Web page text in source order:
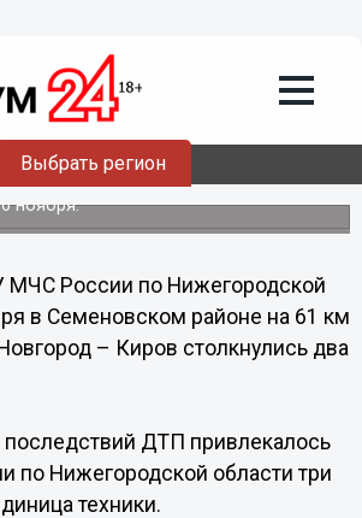
Выбрать регион
получили два
результате аварии в
области
ноября.
МЧС России по Нижегородской
в Семеновском районе на 61 км
– Киров столкнулись два
ДТП привлекалось
по Нижегородской области три
техники.